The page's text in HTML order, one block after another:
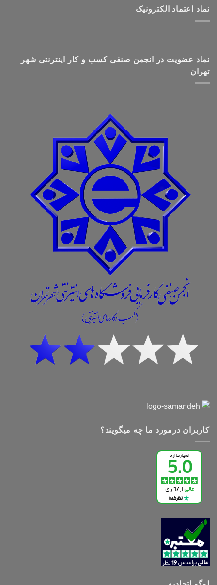
نماد اعتماد الکترونیک
نماد عضویت در انجمن صنفی کسب و کار اینترنتی شهر
تهران
کاربران درمورد ما چه میگویند؟